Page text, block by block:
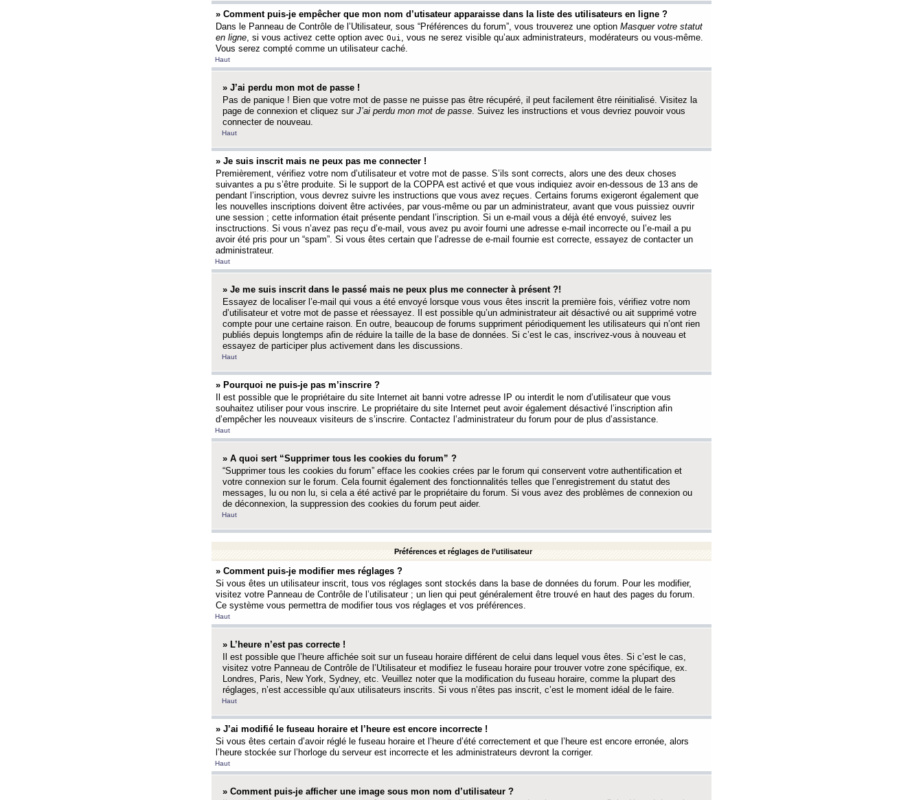
» Comment puis-je empêcher que mon nom d’utisateur apparaisse dans la liste des utilisateurs en ligne ?
Dans le Panneau de Contrôle de l’Utilisateur, sous “Préférences du forum”, vous trouverez une option Masquer votre statut
en ligne, si vous activez cette option avec Oui , vous ne serez visible qu’aux administrateurs, modérateurs ou vous-même.
Vous serez compté comme un utilisateur caché.
Haut
» J’ai perdu mon mot de passe !
Pas de panique ! Bien que votre mot de passe ne puisse pas être récupéré, il peut facilement être réinitialisé. Visitez la
page de connexion et cliquez sur J’ai perdu mon mot de passe. Suivez les instructions et vous devriez pouvoir vous
connecter de nouveau.
Haut
» Je suis inscrit mais ne peux pas me connecter !
Premièrement, vérifiez votre nom d’utilisateur et votre mot de passe. S’ils sont corrects, alors une des deux choses
suivantes a pu s’être produite. Si le support de la COPPA est activé et que vous indiquiez avoir en-dessous de 13 ans de
pendant l’inscription, vous devrez suivre les instructions que vous avez reçues. Certains forums exigeront également que
les nouvelles inscriptions doivent être activées, par vous-même ou par un administrateur, avant que vous puissiez ouvrir
une session ; cette information était présente pendant l’inscription. Si un e-mail vous a déjà été envoyé, suivez les
insctructions. Si vous n’avez pas reçu d’e-mail, vous avez pu avoir fourni une adresse e-mail incorrecte ou l’e-mail a pu
avoir été pris pour un “spam”. Si vous êtes certain que l’adresse de e-mail fournie est correcte, essayez de contacter un
administrateur.
Haut
» Je me suis inscrit dans le passé mais ne peux plus me connecter à présent ?!
Essayez de localiser l’e-mail qui vous a été envoyé lorsque vous vous êtes inscrit la première fois, vérifiez votre nom
d’utilisateur et votre mot de passe et réessayez. Il est possible qu’un administrateur ait désactivé ou ait supprimé votre
compte pour une certaine raison. En outre, beaucoup de forums suppriment périodiquement les utilisateurs qui n’ont rien
publiés depuis longtemps afin de réduire la taille de la base de données. Si c’est le cas, inscrivez-vous à nouveau et
essayez de participer plus activement dans les discussions.
Haut
» Pourquoi ne puis-je pas m’inscrire ?
Il est possible que le propriétaire du site Internet ait banni votre adresse IP ou interdit le nom d’utilisateur que vous
souhaitez utiliser pour vous inscrire. Le propriétaire du site Internet peut avoir également désactivé l’inscription afin
d’empêcher les nouveaux visiteurs de s’inscrire. Contactez l’administrateur du forum pour de plus d’assistance.
Haut
» A quoi sert “Supprimer tous les cookies du forum” ?
“Supprimer tous les cookies du forum” efface les cookies crées par le forum qui conservent votre authentification et
votre connexion sur le forum. Cela fournit également des fonctionnalités telles que l’enregistrement du statut des
messages, lu ou non lu, si cela a été activé par le propriétaire du forum. Si vous avez des problèmes de connexion ou
de déconnexion, la suppression des cookies du forum peut aider.
Haut
Préférences et réglages de l’utilisateur
» Comment puis-je modifier mes réglages ?
Si vous êtes un utilisateur inscrit, tous vos réglages sont stockés dans la base de données du forum. Pour les modifier,
visitez votre Panneau de Contrôle de l’utilisateur ; un lien qui peut généralement être trouvé en haut des pages du forum.
Ce système vous permettra de modifier tous vos réglages et vos préférences.
Haut
» L’heure n’est pas correcte !
Il est possible que l’heure affichée soit sur un fuseau horaire différent de celui dans lequel vous êtes. Si c’est le cas,
visitez votre Panneau de Contrôle de l’Utilisateur et modifiez le fuseau horaire pour trouver votre zone spécifique, ex.
Londres, Paris, New York, Sydney, etc. Veuillez noter que la modification du fuseau horaire, comme la plupart des
réglages, n’est accessible qu’aux utilisateurs inscrits. Si vous n’êtes pas inscrit, c’est le moment idéal de le faire.
Haut
» J’ai modifié le fuseau horaire et l’heure est encore incorrecte !
Si vous êtes certain d’avoir réglé le fuseau horaire et l’heure d’été correctement et que l’heure est encore erronée, alors
l’heure stockée sur l’horloge du serveur est incorrecte et les administrateurs devront la corriger.
Haut
» Comment puis-je afficher une image sous mon nom d’utilisateur ?